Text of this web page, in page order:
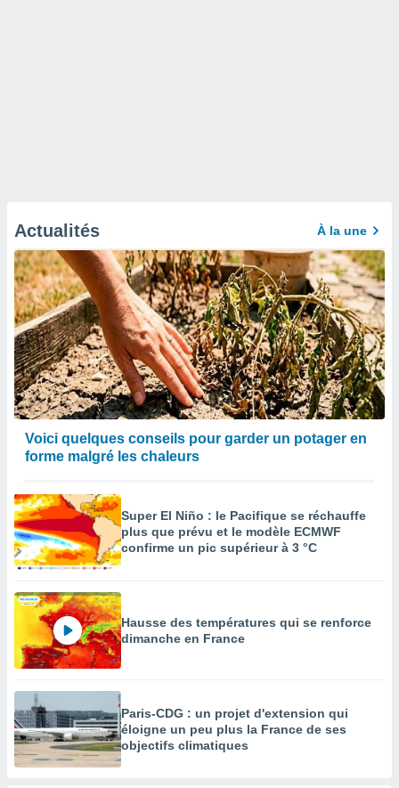
Actualités À la une
Voici quelques conseils pour garder un potager en
forme malgré les chaleurs
Super El Niño : le Pacifique se réchauffe
plus que prévu et le modèle ECMWF
confirme un pic supérieur à 3 °C
Hausse des températures qui se renforce
dimanche en France
Paris-CDG : un projet d'extension qui
éloigne un peu plus la France de ses
objectifs climatiques